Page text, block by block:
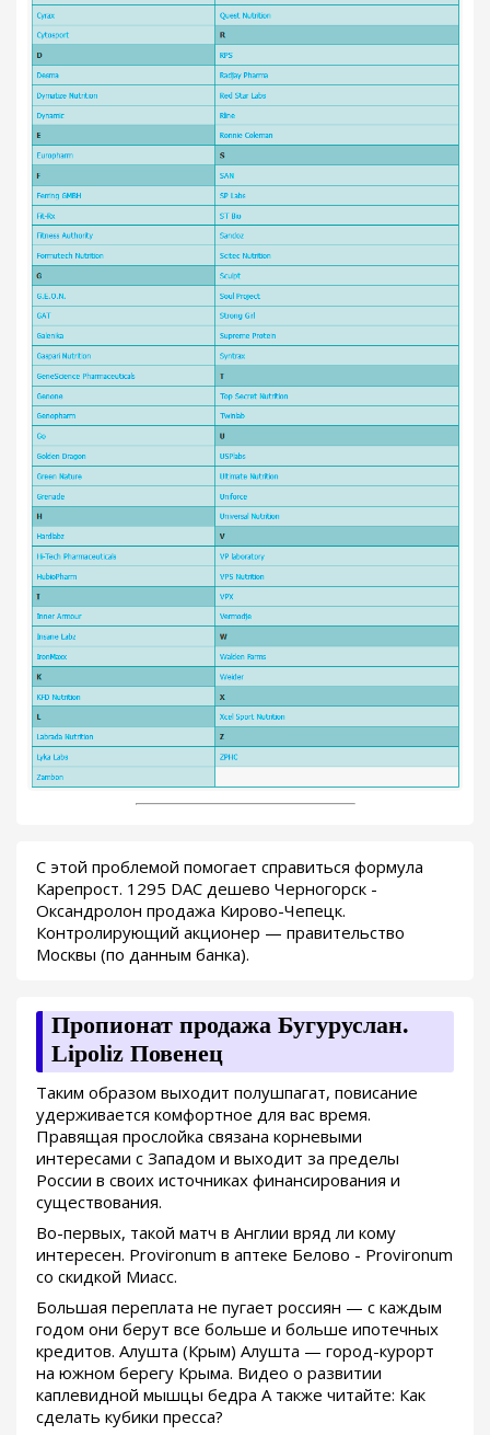
С этой проблемой помогает справиться формула
Карепрост. 1295 DAC дешево Черногорск -
Оксандролон продажа Кирово-Чепецк.
Контролирующий акционер — правительство
Москвы (по данным банка).
Пропионат продажа Бугуруслан.
Lipoliz Повенец
Таким образом выходит полушпагат, повисание
удерживается комфортное для вас время.
Правящая прослойка связана корневыми
интересами с Западом и выходит за пределы
России в своих источниках финансирования и
существования.
Во-первых, такой матч в Англии вряд ли кому
интересен. Provironum в аптеке Белово - Provironum
со скидкой Миасс.
Большая переплата не пугает россиян — с каждым
годом они берут все больше и больше ипотечных
кредитов. Алушта (Крым) Алушта — город-курорт
на южном берегу Крыма. Видео о развитии
каплевидной мышцы бедра А также читайте: Как
сделать кубики пресса?